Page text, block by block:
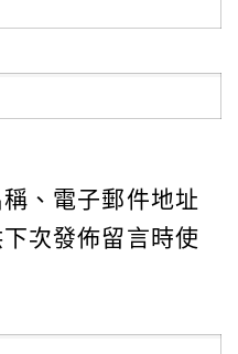
、電子郵件地址
次發佈留言時使